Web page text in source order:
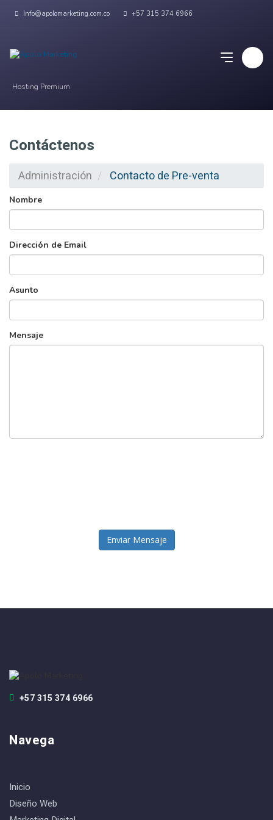
Info@apolomarketing.com.co +57 315 374 6966
Hosting Premium
Contáctenos
Administración Contacto de Pre-venta
Nombre
Dirección de Email
Asunto
Mensaje
Enviar Mensaje
+57 315 374 6966
Navega
Inicio
Diseño Web